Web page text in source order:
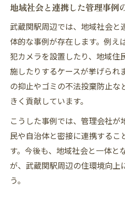
地域社会と連携した管理事例
武蔵関駅周辺では、地域社会と
体的な事例が存在します。例え
犯カメラを設置したり、地域住
施したりするケースが挙げられ
の抑止やゴミの不法投棄防止な
きく貢献しています。
こうした事例では、管理会社
民や自治体と密接に連携するこ
す。今後も、地域社会と一体と
が、武蔵関駅周辺の住環境向上
う。